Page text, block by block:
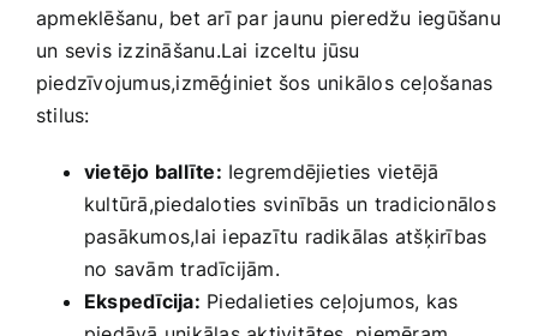
apmeklēšanu, bet arī par ⁤jaunu pieredžu iegūšanu
un sevis izzināšanu.Lai izceltu jūsu
piedzīvojumus,izmēģiniet ​šos unikālos ceļošanas‌
stilus:
vietējo ballīte: Iegremdējieties vietējā⁢
kultūrā,piedaloties svinībās un tradicionālos‍
pasākumos,lai iepazītu radikālas atšķirības
no savām ‍tradīcijām.
Ekspedīcija: Piedalieties ceļojumos, kas